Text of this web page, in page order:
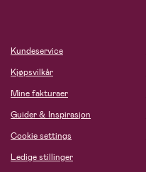
Kundeservice
Kjøpsvilkår
Mine fakturaer
Guider & Inspirasjon
Cookie settings
Ledige stillinger